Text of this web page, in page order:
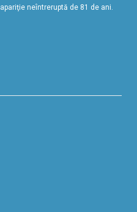
neîntreruptă de 81 de ani.